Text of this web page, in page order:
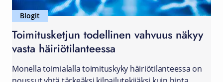
Blogit
Toimitusketjun todellinen vahvuus näkyy
vasta häiriötilanteessa
Monella toimialalla toimituskyky häiriötilanteessa on